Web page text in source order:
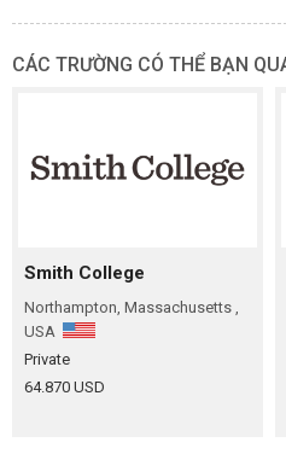
CÁC TRƯỜNG CÓ THỂ BẠN
Smith College
Northampton, Massachusetts ,
USA
Private
64.870 USD